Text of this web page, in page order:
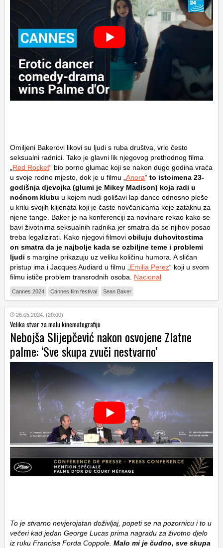
Omiljeni Bakerovi likovi su ljudi s ruba društva, vrlo često
seksualni radnici. Tako je glavni lik njegovog prethodnog filma
Red Rocket“ bio porno glumac koji se nakon dugo godina vraća
u svoje rodno mjesto, dok je u filmu „ Anora“ to istoimena 23-
godišnja djevojka (glumi je Mikey Madison) koja radi u
noćnom klubu u kojem nudi golišavi lap dance odnosno pleše
u krilu svojih klijenata koji je časte novčanicama koje zataknu za
njene tange. Baker je na konferenciji za novinare rekao kako se
bavi životnima seksualnih radnika jer smatra da se njihov posao
treba legalizirati. Kako njegovi filmovi obiluju duhovitostima
on smatra da je najbolje kada se ozbiljne teme i problemi
ljudi s margine prikazuju uz veliku količinu humora. A sličan
pristup ima i Jacques Audiard u filmu „ Emilia Perez“ koji u svom
filmu ističe problem transrodnih osoba. Nacional
Cannes 2024 Cannes film festival Sean Baker
26.05.2024. (20:00)
Velika stvar za malu kinematografiju
Nebojša Slijepčević nakon osvojene Zlatne
palme: ‘Sve skupa zvuči nestvarno’
To je stvarno nevjerojatan doživljaj, popeti se na pozornicu i to u
večeri kad jedan George Lucas prima nagradu za životno djelo
iz ruku Francisa Forda Coppole. Malo mi je čudno, sve skupa